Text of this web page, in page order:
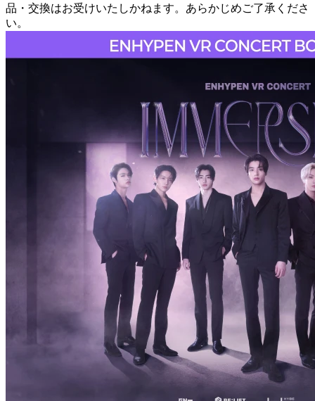
品・交換はお受けいたしかねます。あらかじめご了承くださ
い。